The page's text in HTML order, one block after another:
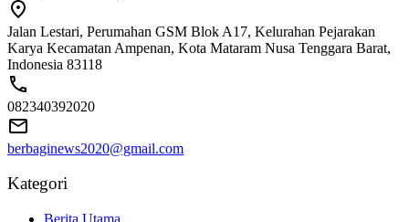
Jalan Lestari, Perumahan GSM Blok A17, Kelurahan Pejarakan
Karya Kecamatan Ampenan, Kota Mataram Nusa Tenggara Barat,
Indonesia 83118
082340392020
berbaginews2020@gmail.com
Kategori